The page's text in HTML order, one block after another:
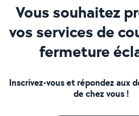
Vous souhaitez
vos services de
fermeture
Inscrivez-vous et répondez aux
de chez vous !